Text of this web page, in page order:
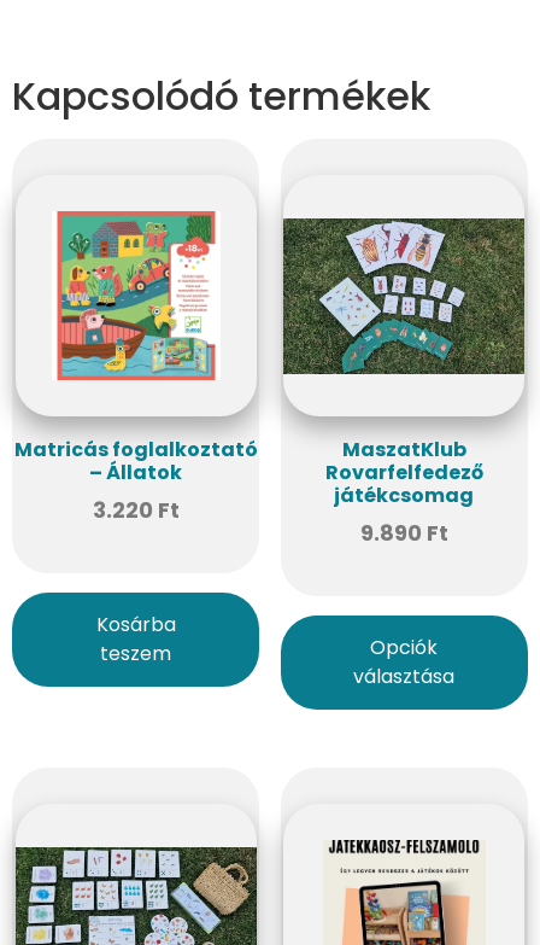
Kapcsolódó termékek
Matricás foglalkoztató
– Állatok
3.220 Ft
Kosárba
teszem
MaszatKlub
Rovarfelfedező
játékcsomag
9.890 Ft
Opciók
választása